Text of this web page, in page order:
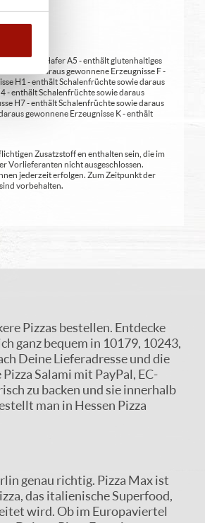
Getreide / Hafer A5 - enthält glutenhaltiges
und daraus gewonnene Erzeugnisse F -
H1 - enthält Schalenfrüchte sowie daraus
- enthält Schalenfrüchte sowie daraus
H7 - enthält Schalenfrüchte sowie daraus
gewonnene Erzeugnisse K - enthält
Zusatzstoff en enthalten sein, die im
Vorlieferanten nicht ausgeschlossen.
jederzeit erfolgen. Zum Zeitpunkt der
vorbehalten.
Pizzas bestellen. Entdecke
ganz bequem in 10179, 10243,
Deine Lieferadresse und die
Salami mit PayPal, EC-
zu backen und sie innerhalb
man in Hessen Pizza
genau richtig. Pizza Max ist
das italienische Superfood,
wird. Ob im Europaviertel